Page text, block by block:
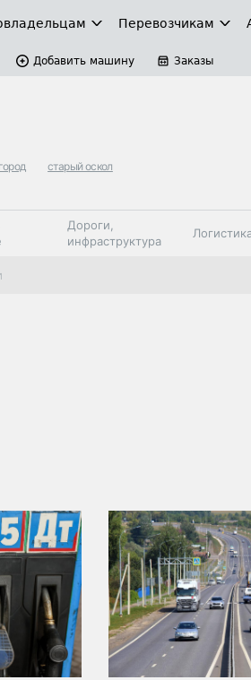
Перевозчикам
Добавить машину Заказы
старый оскол
Дороги,
инфраструктура